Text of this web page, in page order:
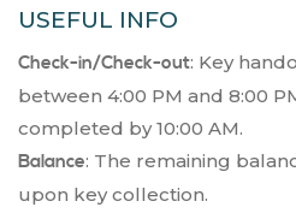
USEFUL INFO
Check-in/Check-out: Key
between 4:00 PM and 8:00
completed by 10:00 AM.
Balance: The remaining
upon key collection.